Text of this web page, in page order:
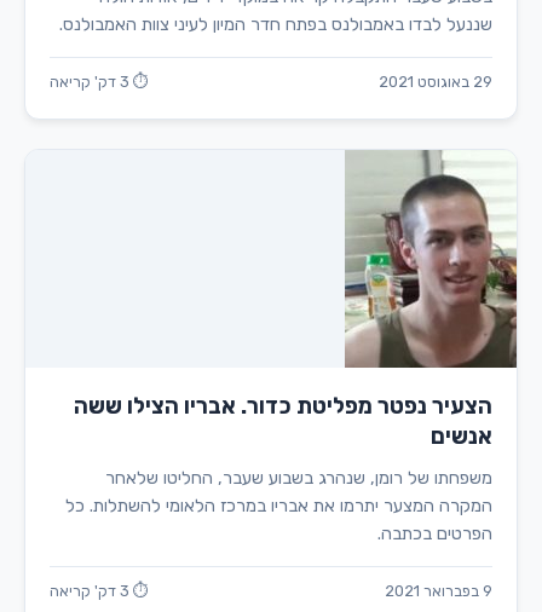
שננעל לבדו באמבולנס בפתח חדר המיון לעיני צוות האמבולנס.
29 באוגוסט 2021 ⏱ 3 דק' קריאה
הצעיר נפטר מפליטת כדור. אבריו הצילו ששה
אנשים
משפחתו של רומן, שנהרג בשבוע שעבר, החליטו שלאחר
המקרה המצער יתרמו את אבריו במרכז הלאומי להשתלות. כל
הפרטים בכתבה.
9 בפברואר 2021 ⏱ 3 דק' קריאה